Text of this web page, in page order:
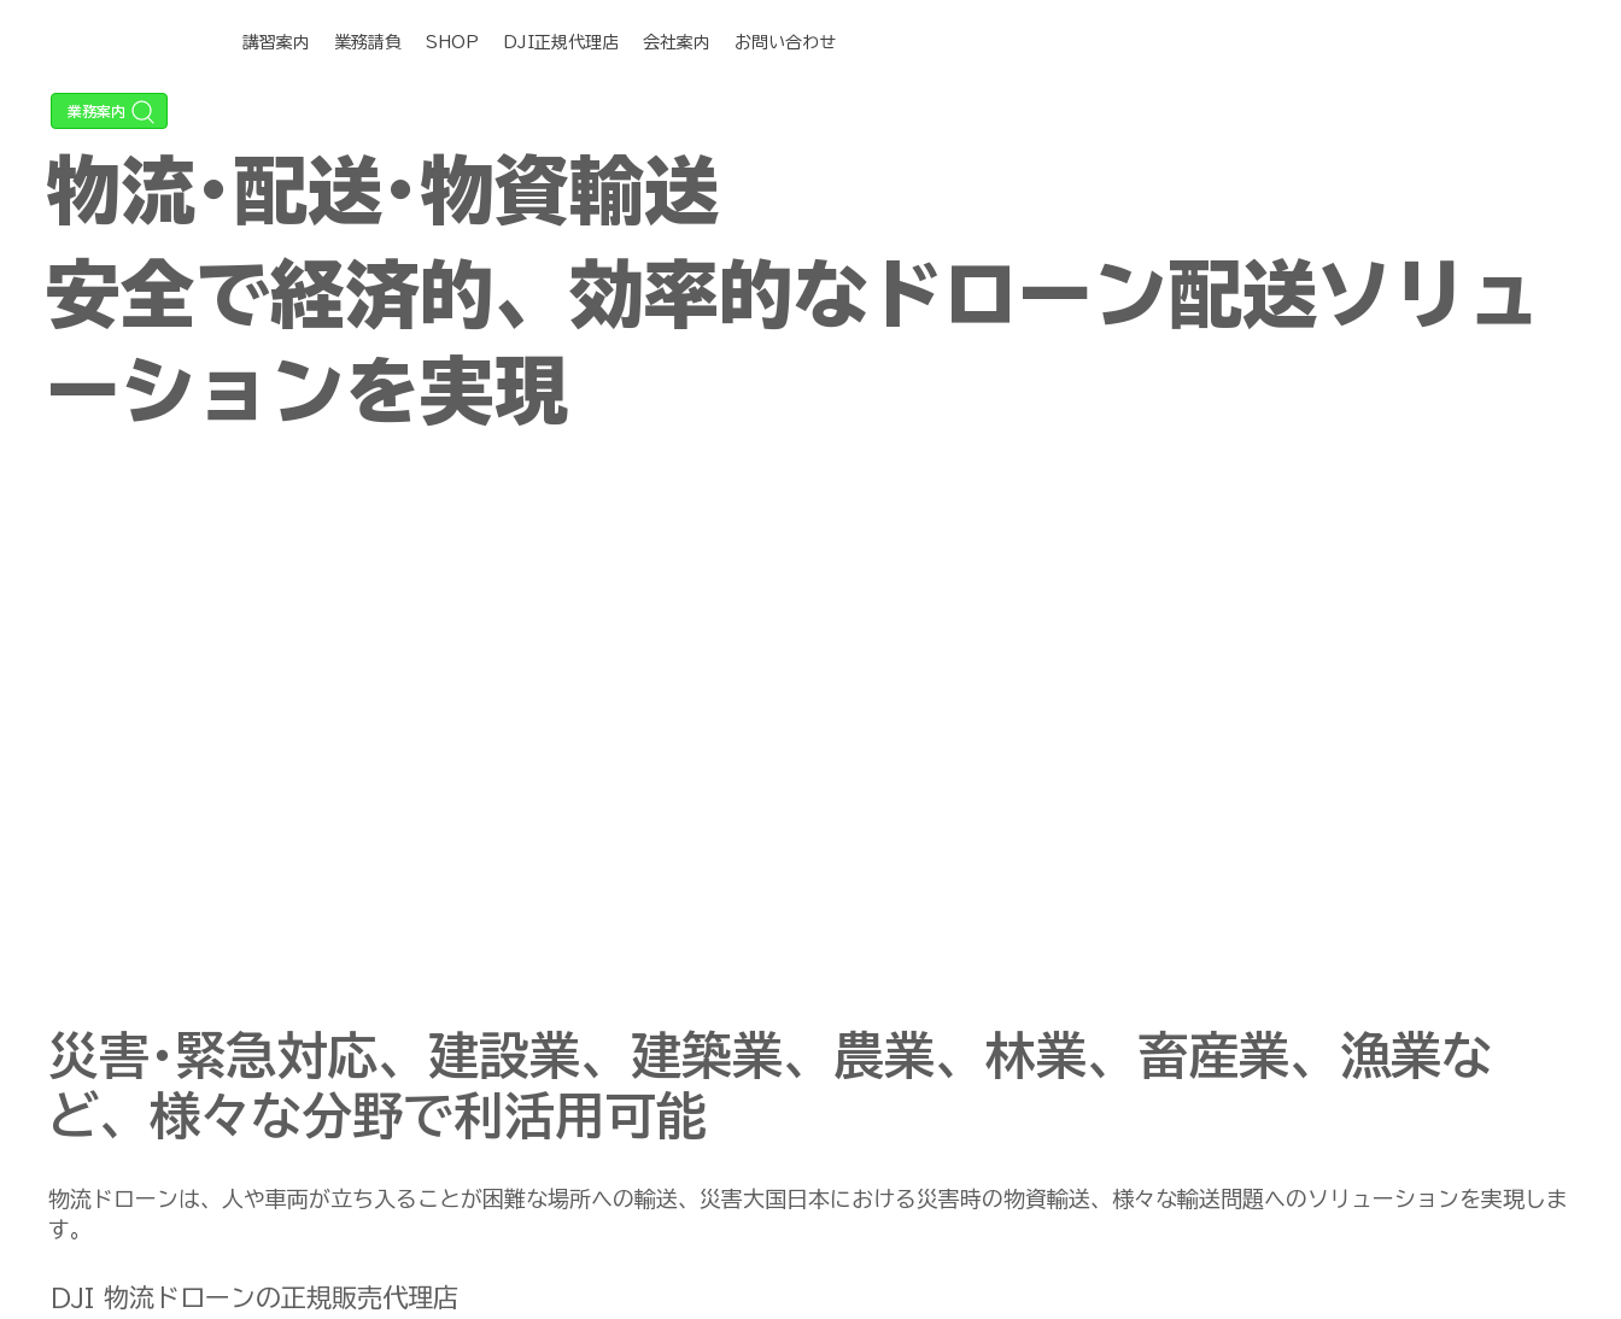
講習案内 業務請負 SHOP DJI正規代理店 会社案内 お問い合わせ
災害･緊急対応、建設業、建築業、農業、林業、畜産業、漁業な
ど、様々な分野で利活用可能
物流･配送･物資輸送
安全で経済的、効率的なドローン配送ソリュ
ーションを実現
物流ドローンは、人や車両が立ち入ることが困難な場所への輸送、災害大国日本における災害時の物資輸送、様々な輸送問題へのソリューションを実現しま
す。
DJI 物流ドローンの正規販売代理店